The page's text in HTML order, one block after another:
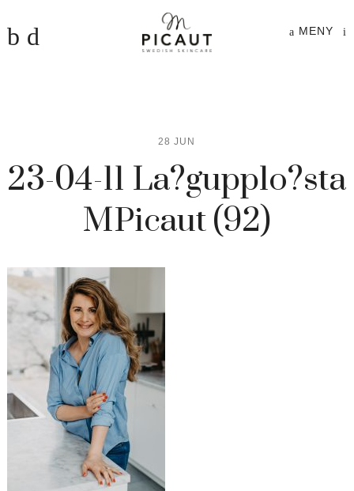
MENY
28 JUN
23-04-11 La?gupplo?sta
MPicaut (92)